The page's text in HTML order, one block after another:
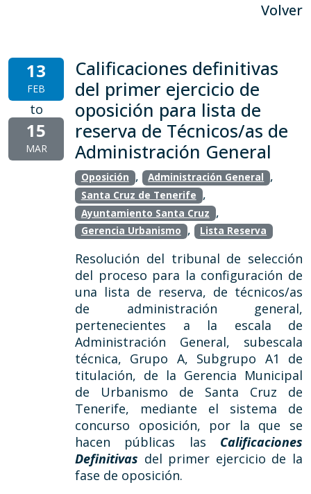
Volver
13
FEB
to
15
MAR
Calificaciones definitivas
del primer ejercicio de
oposición para lista de
reserva de Técnicos/as de
Administración General
Oposición , Administración General ,
Santa Cruz de Tenerife ,
Ayuntamiento Santa Cruz ,
Gerencia Urbanismo , Lista Reserva
Resolución del tribunal de selección
del proceso para la configuración de
una lista de reserva, de técnicos/as
de administración general,
pertenecientes a la escala de
Administración General, subescala
técnica, Grupo A, Subgrupo A1 de
titulación, de la Gerencia Municipal
de Urbanismo de Santa Cruz de
Tenerife, mediante el sistema de
concurso oposición, por la que se
hacen públicas las Calificaciones
Definitivas del primer ejercicio de la
fase de oposición.